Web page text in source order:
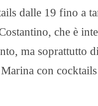
dalle 19 fino a
che è
ma soprattutto
con